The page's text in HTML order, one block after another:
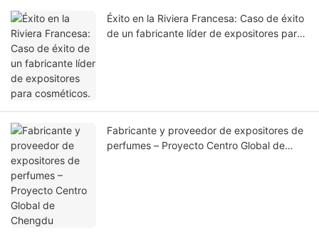
Éxito en la Riviera Francesa: Caso de éxito
de un fabricante líder de expositores para
Fabricante y proveedor de expositores de
perfumes – Proyecto Centro Global de